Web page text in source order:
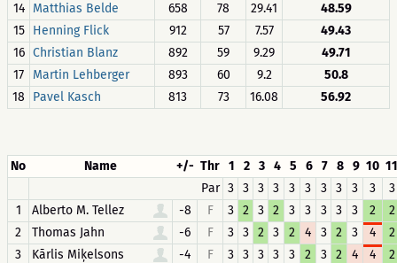
14
Matthias Belde 658 78 29.41
48.59
15
Henning Flick 912 57 7.57
49.43
16 Christian Blanz 892 59 9.29
49.71
17
Martin Lehberger 893 60 9.2
50.8
18
Pavel Kasch 813 73 16.08 56.92
No Name +/- Thr 1 2 3 4 5 6 7 8 9 10 11
Par 3 3 3 3 3 3 3 3 3 3
3
1
Alberto M. Tellez -8 F 3 2 3 2 3 3 3 3 3 2
2
2
Thomas Jahn -6 F 3 3 2 3 2 4 3 2 3 4
2
3
Kārlis Miķelsons -4 F 3 3 3 3 3 2 3 2 4 4
2